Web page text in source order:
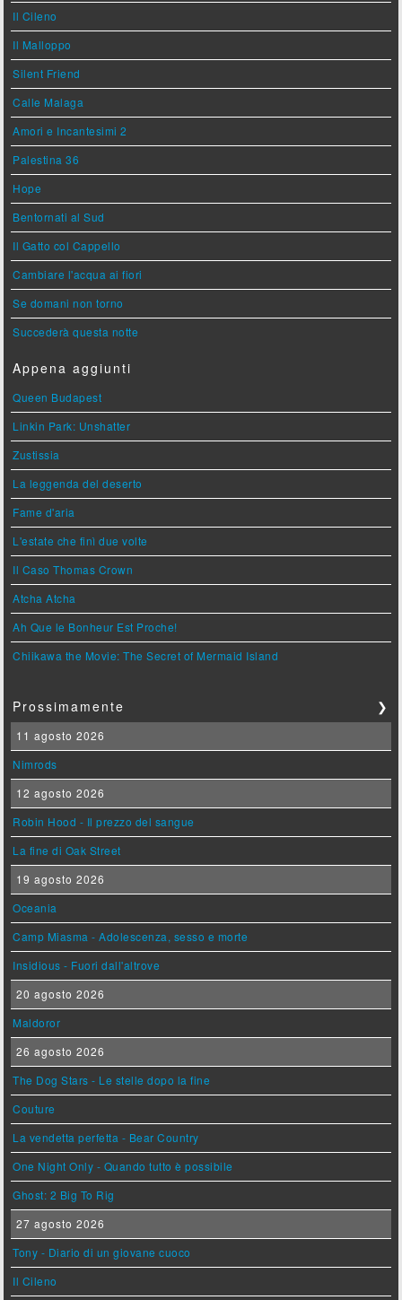
Il Cileno
Il Malloppo
Silent Friend
Calle Malaga
Amori e Incantesimi 2
Palestina 36
Hope
Bentornati al Sud
Il Gatto col Cappello
Cambiare l'acqua ai fiori
Se domani non torno
Succederà questa notte
Appena aggiunti
Queen Budapest
Linkin Park: Unshatter
Zustissia
La leggenda del deserto
Fame d'aria
L'estate che finì due volte
Il Caso Thomas Crown
Atcha Atcha
Ah Que le Bonheur Est Proche!
Chiikawa the Movie: The Secret of Mermaid Island
Prossimamente ❯
11 agosto 2026
Nimrods
12 agosto 2026
Robin Hood - Il prezzo del sangue
La fine di Oak Street
19 agosto 2026
Oceania
Camp Miasma - Adolescenza, sesso e morte
Insidious - Fuori dall'altrove
20 agosto 2026
Maldoror
26 agosto 2026
The Dog Stars - Le stelle dopo la fine
Couture
La vendetta perfetta - Bear Country
One Night Only - Quando tutto è possibile
Ghost: 2 Big To Rig
27 agosto 2026
Tony - Diario di un giovane cuoco
Il Cileno